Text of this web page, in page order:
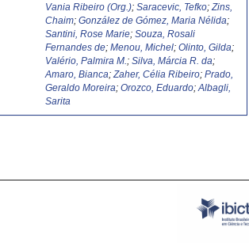
Vania Ribeiro (Org.);Saracevic, Tefko;Zins,
Chaim;González de Gómez, Maria Nélida;
Santini, Rose Marie;Souza, Rosali
Fernandes de;Menou, Michel;Olinto, Gilda;
Valério, Palmira M. ;Silva, Márcia R. da;
Amaro, Bianca;Zaher, Célia Ribeiro;Prado,
Geraldo Moreira;Orozco, Eduardo;Albagli,
Sarita